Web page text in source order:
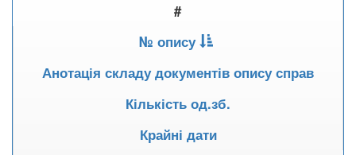
#
№ опису
Анотація складу документів опису справ
Кількість од.зб.
Крайні дати